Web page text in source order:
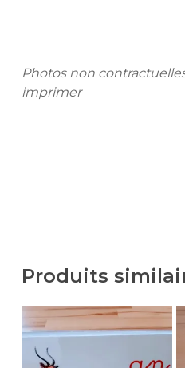
Photos non
imprimer
Produits